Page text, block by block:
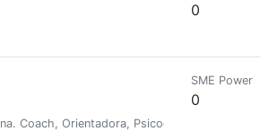
0
Coach, Orientadora, Psicodramatista y
SME Power
0